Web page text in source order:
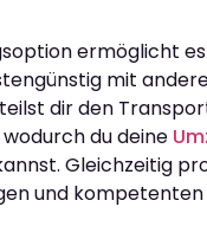
ermöglicht
mit
dir den
du deine
Gleichzeitig
und kompetenten